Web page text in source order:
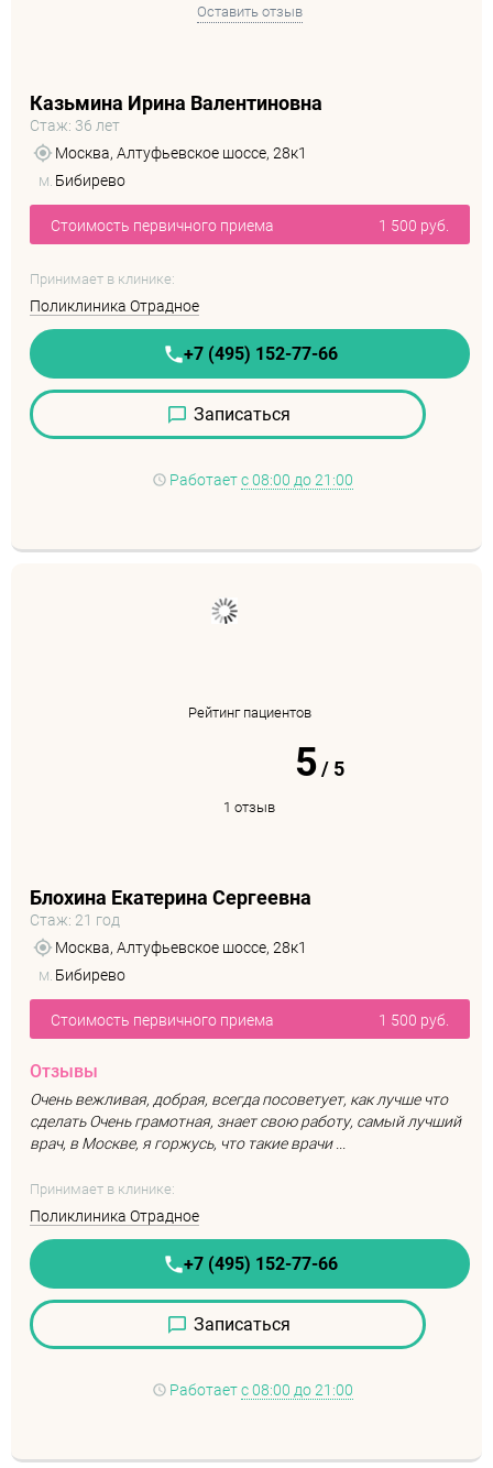
Оставить отзыв
Казьмина Ирина Валентиновна
Стаж: 36 лет
Москва, Алтуфьевское шоссе, 28к1
м. Бибирево
Стоимость первичного приема 1 500 руб.
Принимает в клинике:
Поликлиника Отрадное
+7 (495) 152-77-66
Записаться
Работает с 08:00 до 21:00
Рейтинг пациентов
5/5
1 отзыв
Блохина Екатерина Сергеевна
Стаж: 21 год
Москва, Алтуфьевское шоссе, 28к1
м. Бибирево
Стоимость первичного приема 1 500 руб.
Отзывы
Очень вежливая, добрая, всегда посоветует, как лучше что
сделать Очень грамотная, знает свою работу, самый лучший
врач, в Москве, я горжусь, что такие врачи ...
Принимает в клинике:
Поликлиника Отрадное
+7 (495) 152-77-66
Записаться
Работает с 08:00 до 21:00